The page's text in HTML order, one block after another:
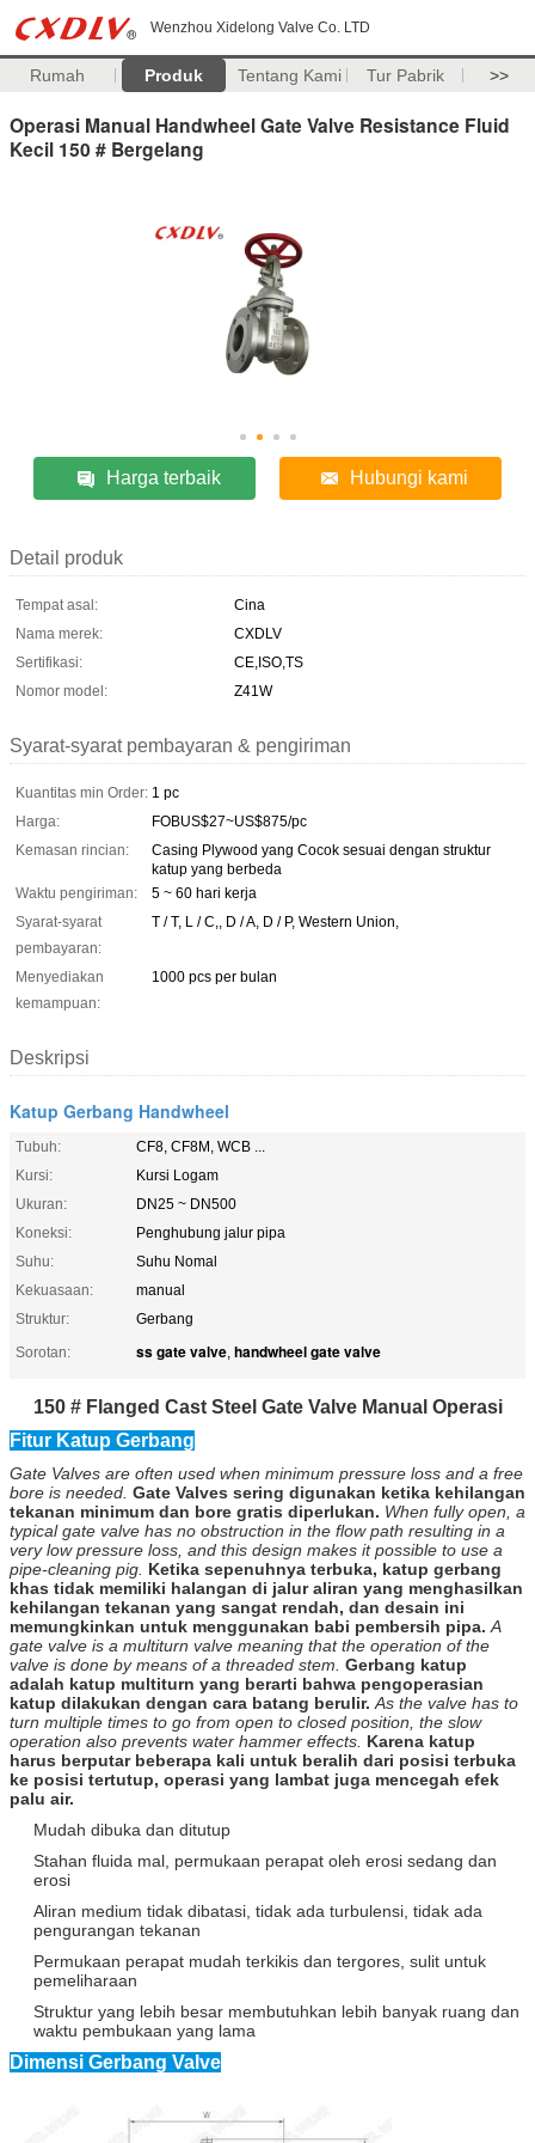
Wenzhou Xidelong Valve Co. LTD
Rumah Produk Tentang Kami Tur Pabrik >>
Operasi Manual Handwheel Gate Valve Resistance Fluid
Kecil 150 # Bergelang
Harga terbaik Hubungi kami
Detail produk
Tempat asal:
Cina
Nama merek:
CXDLV
Sertifikasi:
CE,ISO,TS
Nomor model:
Z41W
Syarat-syarat pembayaran & pengiriman
Kuantitas min Order: 1 pc
Harga:
FOBUS$27~US$875/pc
Kemasan rincian:
Casing Plywood yang Cocok sesuai dengan struktur
katup yang berbeda
Waktu pengiriman:
5 ~ 60 hari kerja
Syarat-syarat
pembayaran:
T / T, L / C,, D / A, D / P, Western Union,
Menyediakan
kemampuan:
1000 pcs per bulan
Deskripsi
Katup Gerbang Handwheel
Tubuh:
CF8, CF8M, WCB ...
Kursi:
Kursi Logam
Ukuran:
DN25 ~ DN500
Koneksi:
Penghubung jalur pipa
Suhu:
Suhu Nomal
Kekuasaan:
manual
Struktur:
Gerbang
Sorotan:
ss gate valve, handwheel gate valve
150 # Flanged Cast Steel Gate Valve Manual Operasi
Fitur Katup Gerbang
Gate Valves are often used when minimum pressure loss and a free
bore is needed. Gate Valves sering digunakan ketika kehilangan
tekanan minimum dan bore gratis diperlukan. When fully open, a
typical gate valve has no obstruction in the flow path resulting in a
very low pressure loss, and this design makes it possible to use a
pipe-cleaning pig. Ketika sepenuhnya terbuka, katup gerbang
khas tidak memiliki halangan di jalur aliran yang menghasilkan
kehilangan tekanan yang sangat rendah, dan desain ini
memungkinkan untuk menggunakan babi pembersih pipa. A
gate valve is a multiturn valve meaning that the operation of the
valve is done by means of a threaded stem. Gerbang katup
adalah katup multiturn yang berarti bahwa pengoperasian
katup dilakukan dengan cara batang berulir. As the valve has to
turn multiple times to go from open to closed position, the slow
operation also prevents water hammer effects. Karena katup
harus berputar beberapa kali untuk beralih dari posisi terbuka
ke posisi tertutup, operasi yang lambat juga mencegah efek
palu air.
Mudah dibuka dan ditutup
Stahan fluida mal, permukaan perapat oleh erosi sedang dan
erosi
Aliran medium tidak dibatasi, tidak ada turbulensi, tidak ada
pengurangan tekanan
Permukaan perapat mudah terkikis dan tergores, sulit untuk
pemeliharaan
Struktur yang lebih besar membutuhkan lebih banyak ruang dan
waktu pembukaan yang lama
Dimensi Gerbang Valve